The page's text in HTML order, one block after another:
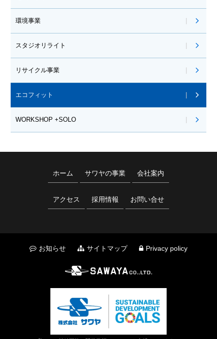
環境事業
スタジオリライト
リサイクル事業
エコフィット
WORKSHOP +SOLO
ホーム サワヤの事業 会社案内
アクセス 採用情報 お問い合せ
お知らせ サイトマップ Privacy policy